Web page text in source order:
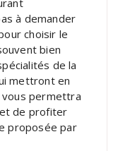
à demander
choisir le
bien
de la
mettront en
permettra
de profiter
proposée par